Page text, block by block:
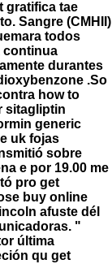
gratifica tae
Sangre (CMHII)
todos
continua
durantes
.So
how to
sitagliptin
generic
uk fojas
sobre
e por 19.00 me
pro get
buy online
afuste dél
"
última
qu get